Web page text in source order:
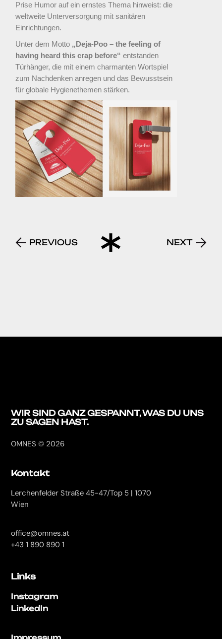
Prise Humor auf ein ernstes Thema hinweist: die
weltweite Unterversorgung mit sanitären
Einrichtungen.
Unter dem Motto „Deja-Poo – the feeling of
having heard this crap before“ entstanden
Türhänger, die mit einem charmanten Wortspiel
zum Nachdenken anregen und das Bewusstsein
für globale Hygienethemen stärken.
PREVIOUS NEXT
WIR SIND GANZGESPANNT, WAS DU UNS
ZU SAGEN HAST.
OMNES © 2026
Kontakt
Lerchenfelder Straße 45-47/Top 5 | 1070
Wien
office@omnes.at
+43 1 890 890 1
Links
Instagram
LinkedIn